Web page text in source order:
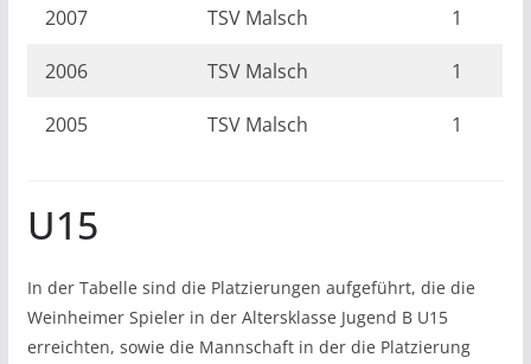
2007 TSV Malsch 1
2006 TSV Malsch 1
2005 TSV Malsch 1
U15
In der Tabelle sind die Platzierungen aufgeführt, die die
Weinheimer Spieler in der Altersklasse Jugend B U15
erreichten, sowie die Mannschaft in der die Platzierung